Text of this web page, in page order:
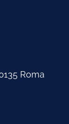
Roma